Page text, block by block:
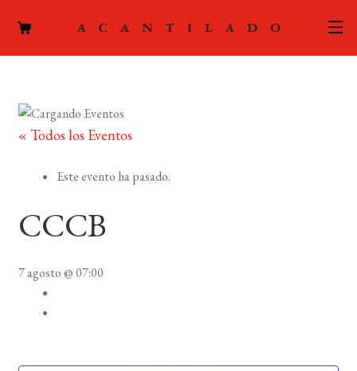
« Todos los Eventos
Este evento ha pasado.
CCCB
7 agosto @ 07:00